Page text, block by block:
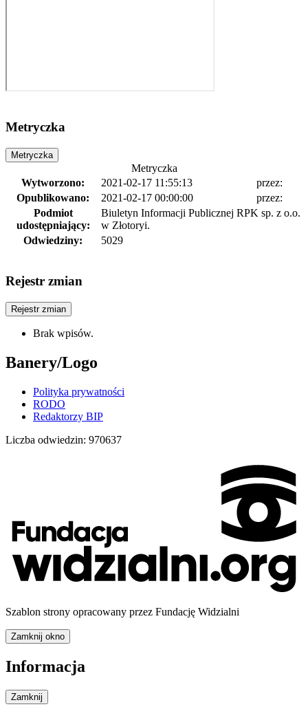
Metryczka
Metryczka
Metryczka
Wytworzono:
2021-02-17 11:55:13
przez:
Opublikowano:
2021-02-17 00:00:00
przez:
Podmiot
udostępniający:
Biuletyn Informacji Publicznej RPK sp. z o.o.
w Złotoryi.
Odwiedziny:
5029
Rejestr zmian
Rejestr zmian
Brak wpisów.
Banery/Logo
Polityka prywatności
RODO
Redaktorzy BIP
Liczba odwiedzin: 970637
Szablon strony opracowany przez Fundację Widzialni
Zamknij okno
Informacja
Zamknij